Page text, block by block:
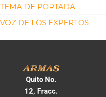
TEMA DE PORTADA
VOZ DE LOS EXPERTOS
Quito No.
12, Fracc.